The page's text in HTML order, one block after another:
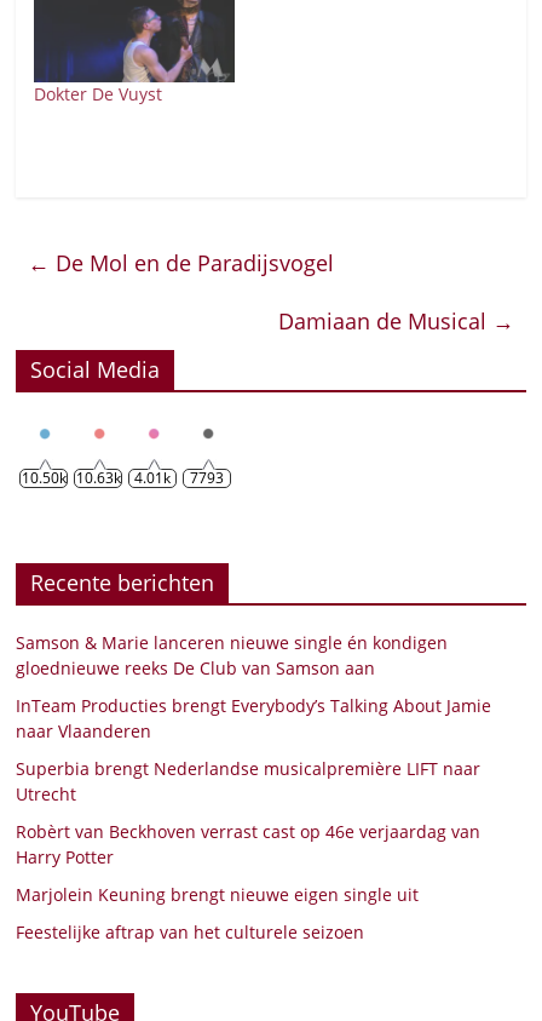
Dokter De Vuyst
← De Mol en de Paradijsvogel
Damiaan de Musical →
Social Media
10.50k 10.63k 4.01k 7793
Recente berichten
Samson & Marie lanceren nieuwe single én kondigen
gloednieuwe reeks De Club van Samson aan
InTeam Producties brengt Everybody’s Talking About Jamie
naar Vlaanderen
Superbia brengt Nederlandse musicalpremière LIFT naar
Utrecht
Robèrt van Beckhoven verrast cast op 46e verjaardag van
Harry Potter
Marjolein Keuning brengt nieuwe eigen single uit
Feestelijke aftrap van het culturele seizoen
YouTube